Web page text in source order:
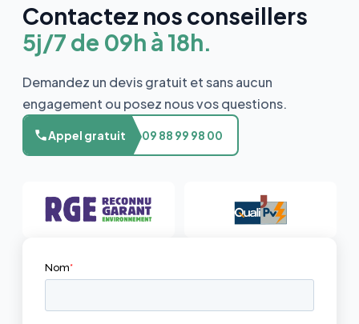
Contactez nos conseillers
5j/7 de 09h à 18h.
Demandez un devis gratuit et sans aucun
engagement ou posez nous vos questions.
Appel gratuit 09 88 99 98 00